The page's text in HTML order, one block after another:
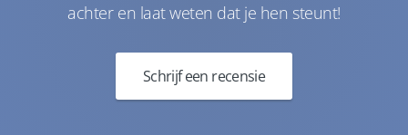
achter en laat weten dat je hen steunt!
Schrijf een recensie